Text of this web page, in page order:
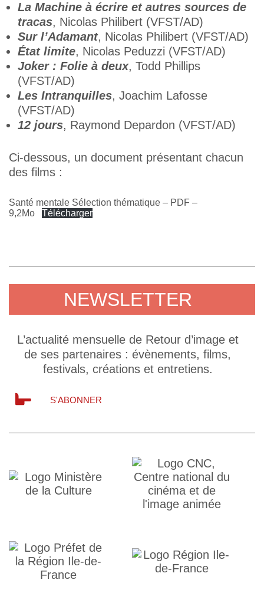
La Machine à écrire et autres sources de
tracas, Nicolas Philibert (VFST/AD)
Sur l’Adamant, Nicolas Philibert (VFST/AD)
État limite, Nicolas Peduzzi (VFST/AD)
Joker : Folie à deux, Todd Phillips
(VFST/AD)
Les Intranquilles, Joachim Lafosse
(VFST/AD)
12 jours, Raymond Depardon (VFST/AD)
Ci-dessous, un document présentant chacun
des films :
Santé mentale Sélection thématique – PDF –
9,2Mo
Télécharger
NEWSLETTER
L’actualité mensuelle de Retour d’image et
de ses partenaires : évènements, films,
festivals, créations et entretiens.
S'ABONNER